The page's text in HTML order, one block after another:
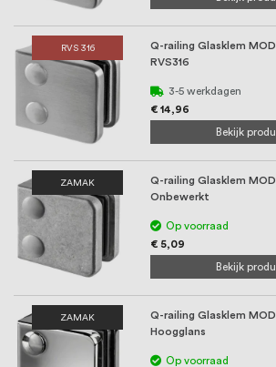
RVS 316
Q-railing Glasklem
RVS316
3-5 werkdagen
€ 14,96
Bekijk
ZAMAK
Q-railing Glasklem
Onbewerkt
Op voorraad
€ 5,09
Bekijk
ZAMAK
Q-railing Glasklem
Hoogglans
Op voorraad